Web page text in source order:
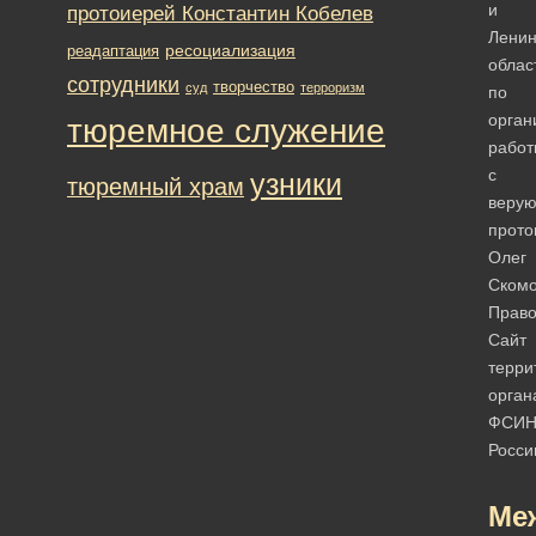
и
по
с
Олег
Сайт
ФСИН
протоиерей Константин Кобелев
реадаптация ресоциализация
сотрудники суд творчество терроризм
тюремное служение
тюремный храм узники